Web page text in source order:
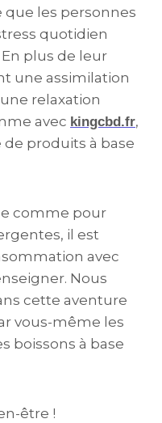
que les personnes
quotidien
plus de leur
une assimilation
relaxation
avec kingcbd.fr,
produits à base
comme pour
il est
avec
Nous
cette aventure
vous-même les
boissons à base
être !